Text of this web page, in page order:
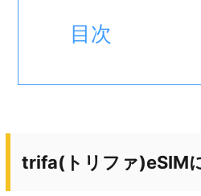
目次
trifa(トリファ)eSIM